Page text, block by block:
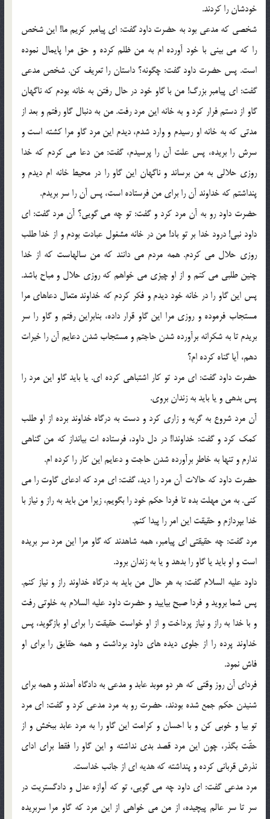
خودشان را کردند.
شخصی که مدعی بود به حضرت داود گفت: ای پیامبر کریم ما! این شخص
را که می بینی با خود آورده ام به من ظلم کرده و حق مرا پایمال نموده
است. پس حضرت داود گفت: چگونه؟ داستان را تعریف کن. شخص مدعی
گفت: ای پیامبر بزرگ! من با گاو خود در حال رفتن به خانه بودم که ناگهان
گاو از دستم فرار کرد و به خانه این مرد رفت. من به دنبال گاو رفتم و بعد از
مدتی که به خانه او رسیدم و وارد شدم، دیدم این مرد گاو مرا کشته است و
سرش را بریده، پس علت آن را پرسیدم، گفت: من دعا می کردم که خدا
روزی حلالی به من برساند و ناگهان این گاو را در محیط خانه ام دیدم و
پنداشتم که خداوند آن را برای من فرستاده است، پس آن را سر بریدم.
حضرت داود رو به آن مرد کرد و گفت: تو چه می گویی؟ آن مرد گفت: ای
داود نبی! درود خدا بر تو باد! من در خانه مشغول عبادت بودم و از خدا طلب
روزی حلال می کردم. همه مردم می دانند که من سالهاست که از خدا
چنین طلبی می کنم و از او چیزی می خواهم که روزی حلال و مباح باشد.
پس این گاو را در خانه خود دیدم و فکر کردم که خداوند متعال دعاهای مرا
مستجاب فرموده و روزی مرا این گاو قرار داده، بنابراین رفتم و گاو را سر
بریدم تا به شکرانه برآورده شدن حاجتم و مستجاب شدن دعایم آن را خیرات
دهم، آیا گناه کرده ام؟
حضرت داود گفت: ای مرد تو کار اشتباهی کرده ای. یا باید گاو این مرد را
پس بدهی و یا باید به زندان بروی.
آن مرد شروع به گریه و زاری کرد و دست به درگاه خداوند برده از او طلب
کمک کرد و گفت: خداوندا! در دل داود، فرستاده ات بیانداز که من گناهی
ندارم و تنها به خاطر برآورده شدن حاجت و دعایم این کار را کرده ام.
حضرت داود که حالات آن مرد را دید، گفت: ای مرد که ادعای گاوت را می
کنی. به من مهلت بده تا فردا حکم خود را بگویم، زیرا من باید به راز و نیاز با
خدا بپردازم و حقیقت این امر را پیدا کنم.
مرد گفت: چه حقیقتی ای پیامبر، همه شاهدند که گاو مرا این مرد سر بریده
است و او باید یا گاو را بدهد و یا به زندان برود.
داود علیه السلام گفت: به هر حال من باید به درگاه خداوند راز و نیاز کنم.
پس شما بروید و فردا صبح بیایید و حضرت داود علیه السلام به خلوتی رفت
و با خدا به راز و نیاز پرداخت و از او خواست حقیقت را برای او بازگوید، پس
خداوند پرده را از جلوی دیده های داود برداشت و همه حقایق را برای او
فاش نمود.
فردای آن روز وقتی که هر دو موبد عابد و مدعی به دادگاه آمدند و همه برای
شنیدن حکم جمع شده بودند، حضرت رو به مرد مدعی کرد و گفت: ای مرد
تو بیا و خوبی کن و با احسان و کرامت این گاو را به مرد عابد ببخش و از
حقّت بگذر، چون این مرد قصد بدی نداشته و این گاو را فقط برای ادای
نذرش قربانی کرده و پنداشته که هدیه ای از جانب خداست.
مرد مدعی گفت: ای داود چه می گویی، تو که آوازه عدل و دادگستریت در
سر تا سر عالم پیچیده، از من می خواهی از این مرد که گاو مرا سربریده